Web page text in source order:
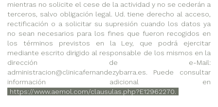
mientras no solicite el cese de la actividad y no se cederán a
terceros, salvo obligación legal. Ud. tiene derecho al acceso,
rectificación o a solicitar su supresión cuando los datos ya
no sean necesarios para los fines que fueron recogidos en
los términos previstos en la Ley, que podrá ejercitar
mediante escrito dirigido al responsable de los mismos en la
dirección de e-Mail:
administracion@clinicafernandezybarra.es. Puede consultar
información adicional en
https://www.aemol.com/clausulas.php?E12962270.